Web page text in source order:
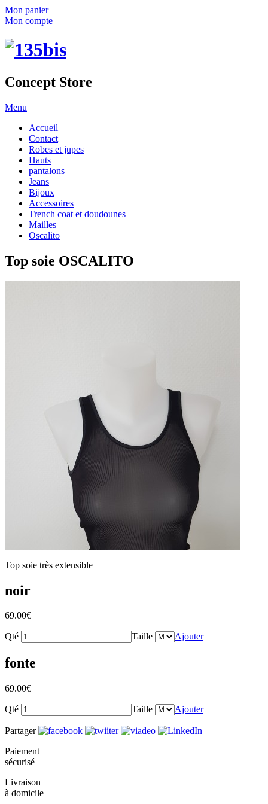
Mon panier
Mon compte
Concept Store
Menu
Accueil
Contact
Robes et jupes
Hauts
pantalons
Jeans
Bijoux
Accessoires
Trench coat et doudounes
Mailles
Oscalito
Top soie OSCALITO
Top soie très extensible
noir
69.00€
Qté Taille Ajouter
fonte
69.00€
Qté Taille Ajouter
Partager
Paiement
sécurisé
Livraison
à domicile